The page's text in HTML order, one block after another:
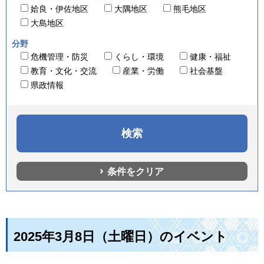
姶良・伊佐地区
大隅地区
熊毛地区
大島地区
分野
危機管理・防災
くらし・環境
健康・福祉
教育・文化・交流
産業・労働
社会基盤
県政情報
条件をクリア
2025年3月8日（土曜日）のイベント